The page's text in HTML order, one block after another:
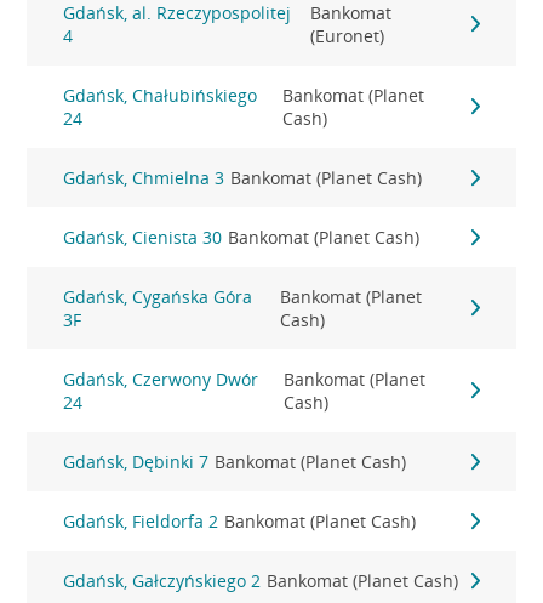
Gdańsk, al. Rzeczypospolitej
4
Bankomat
(Euronet)
Gdańsk, Chałubińskiego
24
Bankomat (Planet
Cash)
Gdańsk, Chmielna 3 Bankomat (Planet Cash)
Gdańsk, Cienista 30 Bankomat (Planet Cash)
Gdańsk, Cygańska Góra
3F
Bankomat (Planet
Cash)
Gdańsk, Czerwony Dwór
24
Bankomat (Planet
Cash)
Gdańsk, Dębinki 7 Bankomat (Planet Cash)
Gdańsk, Fieldorfa 2 Bankomat (Planet Cash)
Gdańsk, Gałczyńskiego 2 Bankomat (Planet Cash)